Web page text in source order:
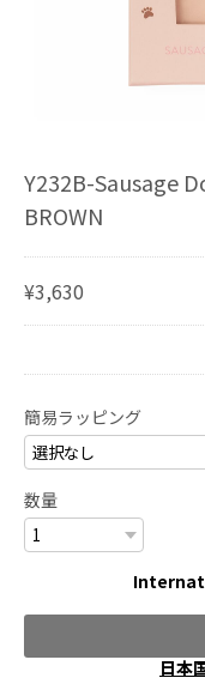
Y232B-Sausage
BROWN
¥3,630
簡易ラッピング
数量
日本